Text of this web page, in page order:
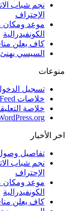
الإحتراف
موعد ومكان
الكونفيدرالية
كاف يعلن
السيسي
منوعات
تسجيل
خلاصات Feed الإدخالات
خلاصة
اخر الأخبار
تفاصيل وصول
الإحتراف
موعد ومكان
الكونفيدرالية
كاف يعلن